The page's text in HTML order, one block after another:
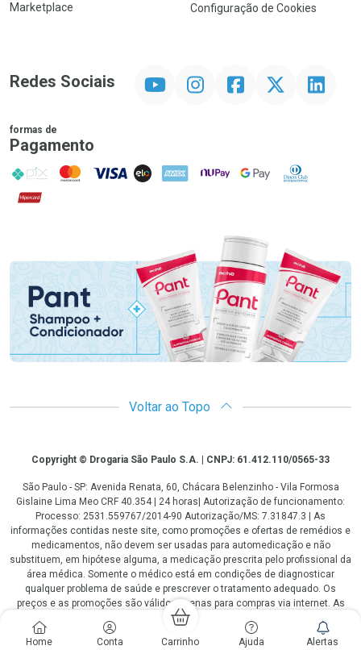
Home Conta Carrinho Ajuda Alertas
Marketplace
Configuração de Cookies
Redes Sociais InstagramFacebookTwitter Linkedin
formas de
Pagamento
PIX MasterCard
VISA ELO AMEX NuPay Google PayDiners Club
Hipercard
Voltar ao Topo
CopyrightCopyright © Drogaria São Paulo S.A. | CNPJ: 61.412.110/0565-33
São Paulo - SP: Avenida Renata, 60, Chácara Belenzinho - Vila Formosa
Gislaine Lima Meo CRF 40.354 | 24 horas| Autorização de funcionamento:
Processo: 2531.559767/2014-90 Autorização/MS: 7.31847.3 | As
informações contidas neste site, como promoções e ofertas de remédios e
medicamentos, não devem ser usadas para automedicação e não
substituem, em hipótese alguma, a medicação prescrita pelo profissional da
área médica. Somente o médico está em condições de diagnosticar
qualquer problema de saúde e prescrever o tratamento adequado. Os
preços e as promoções são válidos apenas para compras via internet. As
fotos contidas em nosso site são meramente ilustrativas. *Preços e
disponibilidade sujeitos a alterações no decorrer do dia. Antibióticos e
antimicrobianos vendas apenas em lojas físicas ou televendas. Portaria nº